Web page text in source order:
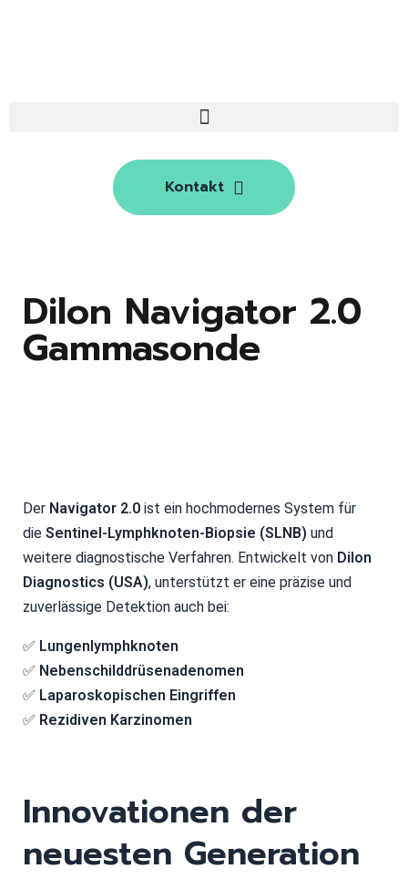
Kontakt
Dilon Navigator 2.0
Gammasonde
Der Navigator 2.0 ist ein hochmodernes System für
die Sentinel-Lymphknoten-Biopsie (SLNB) und
weitere diagnostische Verfahren. Entwickelt von Dilon
Diagnostics (USA), unterstützt er eine präzise und
zuverlässige Detektion auch bei:
✅ Lungenlymphknoten
✅ Nebenschilddrüsenadenomen
✅ Laparoskopischen Eingriffen
✅ Rezidiven Karzinomen
Innovationen der
neuesten Generation